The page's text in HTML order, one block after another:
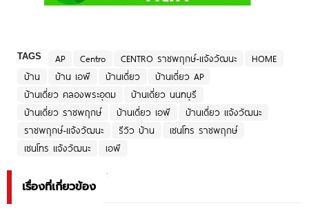
TAGS AP Centro CENTRO ราชพฤกษ์-แจ้งวัฒนะ
HOME
บ้าน
บ้าน เอพี บ้านเดี่ยว
บ้านเดี่ยว AP
บ้านเดี่ยว คลองพระอุดม
บ้านเดี่ยว นนทบุรี
บ้านเดี่ยว ราชพฤกษ์
บ้านเดี่ยว เอพี
บ้านเดี่ยว แจ้งวัฒนะ
ราชพฤกษ์-แจ้งวัฒนะ
รีวิว บ้าน
เซนโทร ราชพฤกษ์
เซนโทร แจ้งวัฒนะ
เอพี
เรื่องที่เกี่ยวข้อง